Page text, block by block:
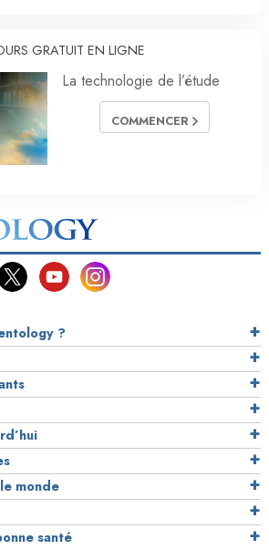
GRATUIT EN LIGNE
La technologie de l’étude
COMMENCER
?
monde
santé